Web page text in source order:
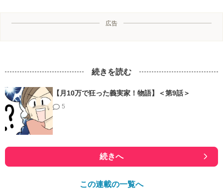
広告
続きを読む
【月10万で狂った義実家！物語】＜第9話＞
5
続きへ
この連載の一覧へ